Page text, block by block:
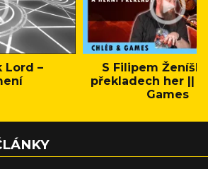
Lord –
S Filipem
překladech her ||
Games